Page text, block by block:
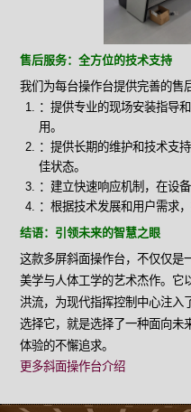
售后服务：全方位的技术支持
我们为每台操作台提供完善的售
：提供专业的现场安装指导
用。
：提供长期的维护和技术支
佳状态。
：建立快速响应机制，在设
：根据技术发展和用户需求
结语：引领未来的智慧之眼
这款多屏斜面操作台，不仅仅是
美学与人体工学的艺术杰作。它
洪流，为现代指挥控制中心注入
选择它，就是选择了一种面向未
体验的不懈追求。
更多斜面操作台介绍